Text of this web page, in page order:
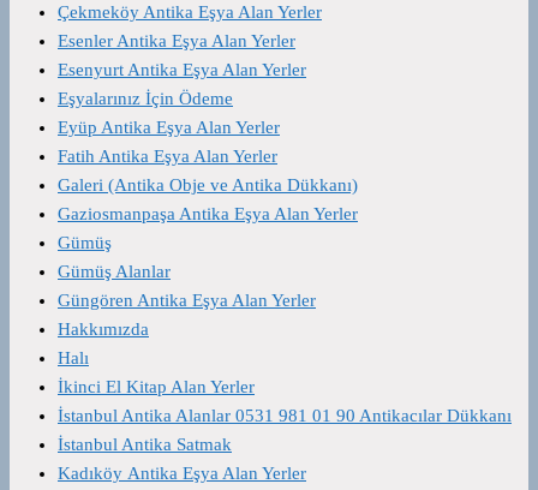
Çekmeköy Antika Eşya Alan Yerler
Esenler Antika Eşya Alan Yerler
Esenyurt Antika Eşya Alan Yerler
Eşyalarınız İçin Ödeme
Eyüp Antika Eşya Alan Yerler
Fatih Antika Eşya Alan Yerler
Galeri (Antika Obje ve Antika Dükkanı)
Gaziosmanpaşa Antika Eşya Alan Yerler
Gümüş
Gümüş Alanlar
Güngören Antika Eşya Alan Yerler
Hakkımızda
Halı
İkinci El Kitap Alan Yerler
İstanbul Antika Alanlar 0531 981 01 90 Antikacılar Dükkanı
İstanbul Antika Satmak
Kadıköy Antika Eşya Alan Yerler